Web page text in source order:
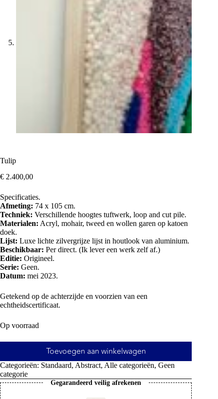
Tulip
€ 2.400,00
Specificaties.
Afmeting: 74 x 105 cm.
Techniek: Verschillende hoogtes tuftwerk, loop and cut pile.
Materialen: Acryl, mohair, tweed en wollen garen op katoen
doek.
Lijst: Luxe lichte zilvergrijze lijst in houtlook van aluminium.
Beschikbaar: Per direct. (Ik lever een werk zelf af.)
Editie: Origineel.
Serie: Geen.
Datum: mei 2023.
Getekend op de achterzijde en voorzien van een
echtheidscertificaat.
Op voorraad
Toevoegen aan winkelwagen
Categorieën: Standaard, Abstract, Alle categorieën, Geen
categorie
Gegarandeerd veilig afrekenen